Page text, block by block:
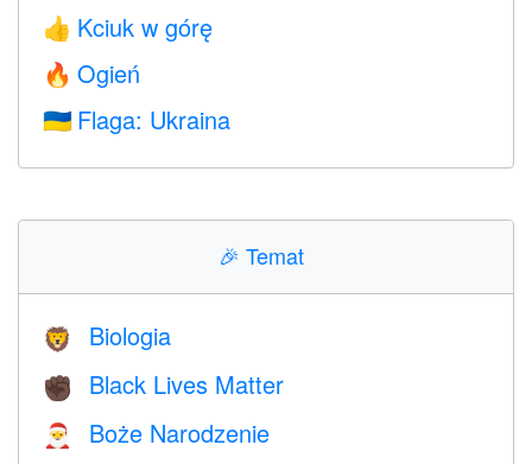
👍 Kciuk w górę
🔥 Ogień
🇺🇦 Flaga: Ukraina
🎉 Temat
🦁 Biologia
✊🏿 Black Lives Matter
🎅 Boże Narodzenie